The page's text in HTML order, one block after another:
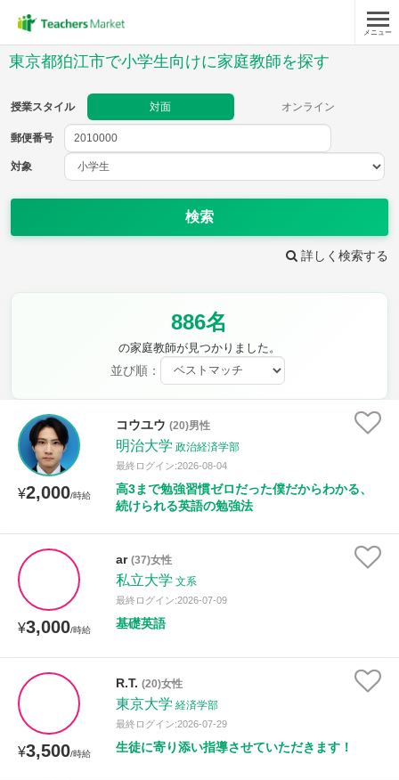
メニュー
東京都狛江市で小学生向けに家庭教師を探す
授業スタイル 対面 オンライン
郵便番号
対象
検索
詳しく検索する
886名
の家庭教師が見つかりました。
並び順：
¥2,000/時給
コウユウ (20)男性
明治大学 政治経済学部
最終ログイン:2026-08-04
高3まで勉強習慣ゼロだった僕だからわかる、
続けられる英語の勉強法
¥3,000/時給
ar (37)女性
私立大学 文系
最終ログイン:2026-07-09
基礎英語
¥3,500/時給
R.T. (20)女性
東京大学 経済学部
最終ログイン:2026-07-29
生徒に寄り添い指導させていただきます！
郵便番号
教科
理科
保健・体育 図画工作 書写
時給：¥1,000 ～ ¥10,000
授業可能日
月曜日 火曜日 水曜日 木曜日 金曜日
土曜日 日曜日
距離：15km以内